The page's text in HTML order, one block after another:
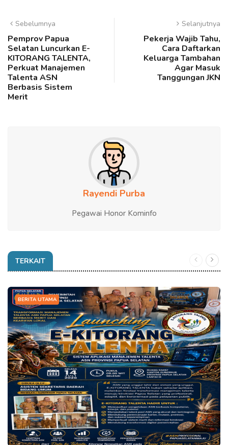
Sebelumnya
Pemprov Papua
Selatan Luncurkan E-
KITORANG TALENTA,
Perkuat Manajemen
Talenta ASN
Berbasis Sistem
Merit
Selanjutnya
Pekerja Wajib Tahu,
Cara Daftarkan
Keluarga Tambahan
Agar Masuk
Tanggungan JKN
Rayendi Purba
Pegawai Honor Kominfo
TERKAIT
BERITA UTAMA